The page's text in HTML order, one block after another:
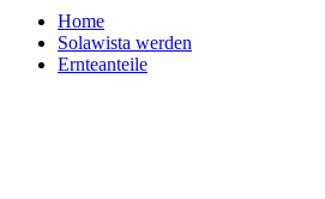
Home
Solawista werden
Ernteanteile